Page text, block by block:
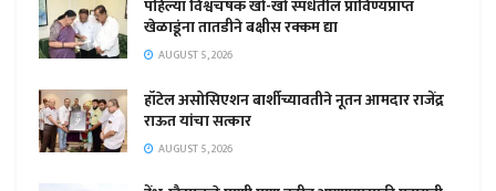
पहिल्या विश्वचषक खो-खो स्पर्धेतील प्राविण्यप्राप्त
खेळाडूंना तातडीने बक्षीस रक्कम द्या
AUGUST 5, 2026
हॉटेल असोसिएशन बार्शीच्यावतीने नूतन आमदार राजेंद्र
राऊत यांचा सत्कार
AUGUST 5, 2026